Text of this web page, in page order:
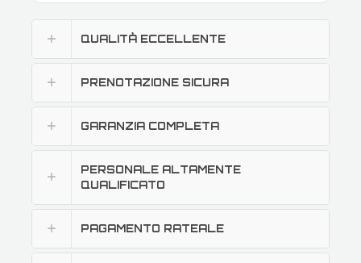
QUALITÀ ECCELLENTE
PRENOTAZIONE SICURA
GARANZIA COMPLETA
PERSONALE ALTAMENTE
QUALIFICATO
PAGAMENTO RATEALE